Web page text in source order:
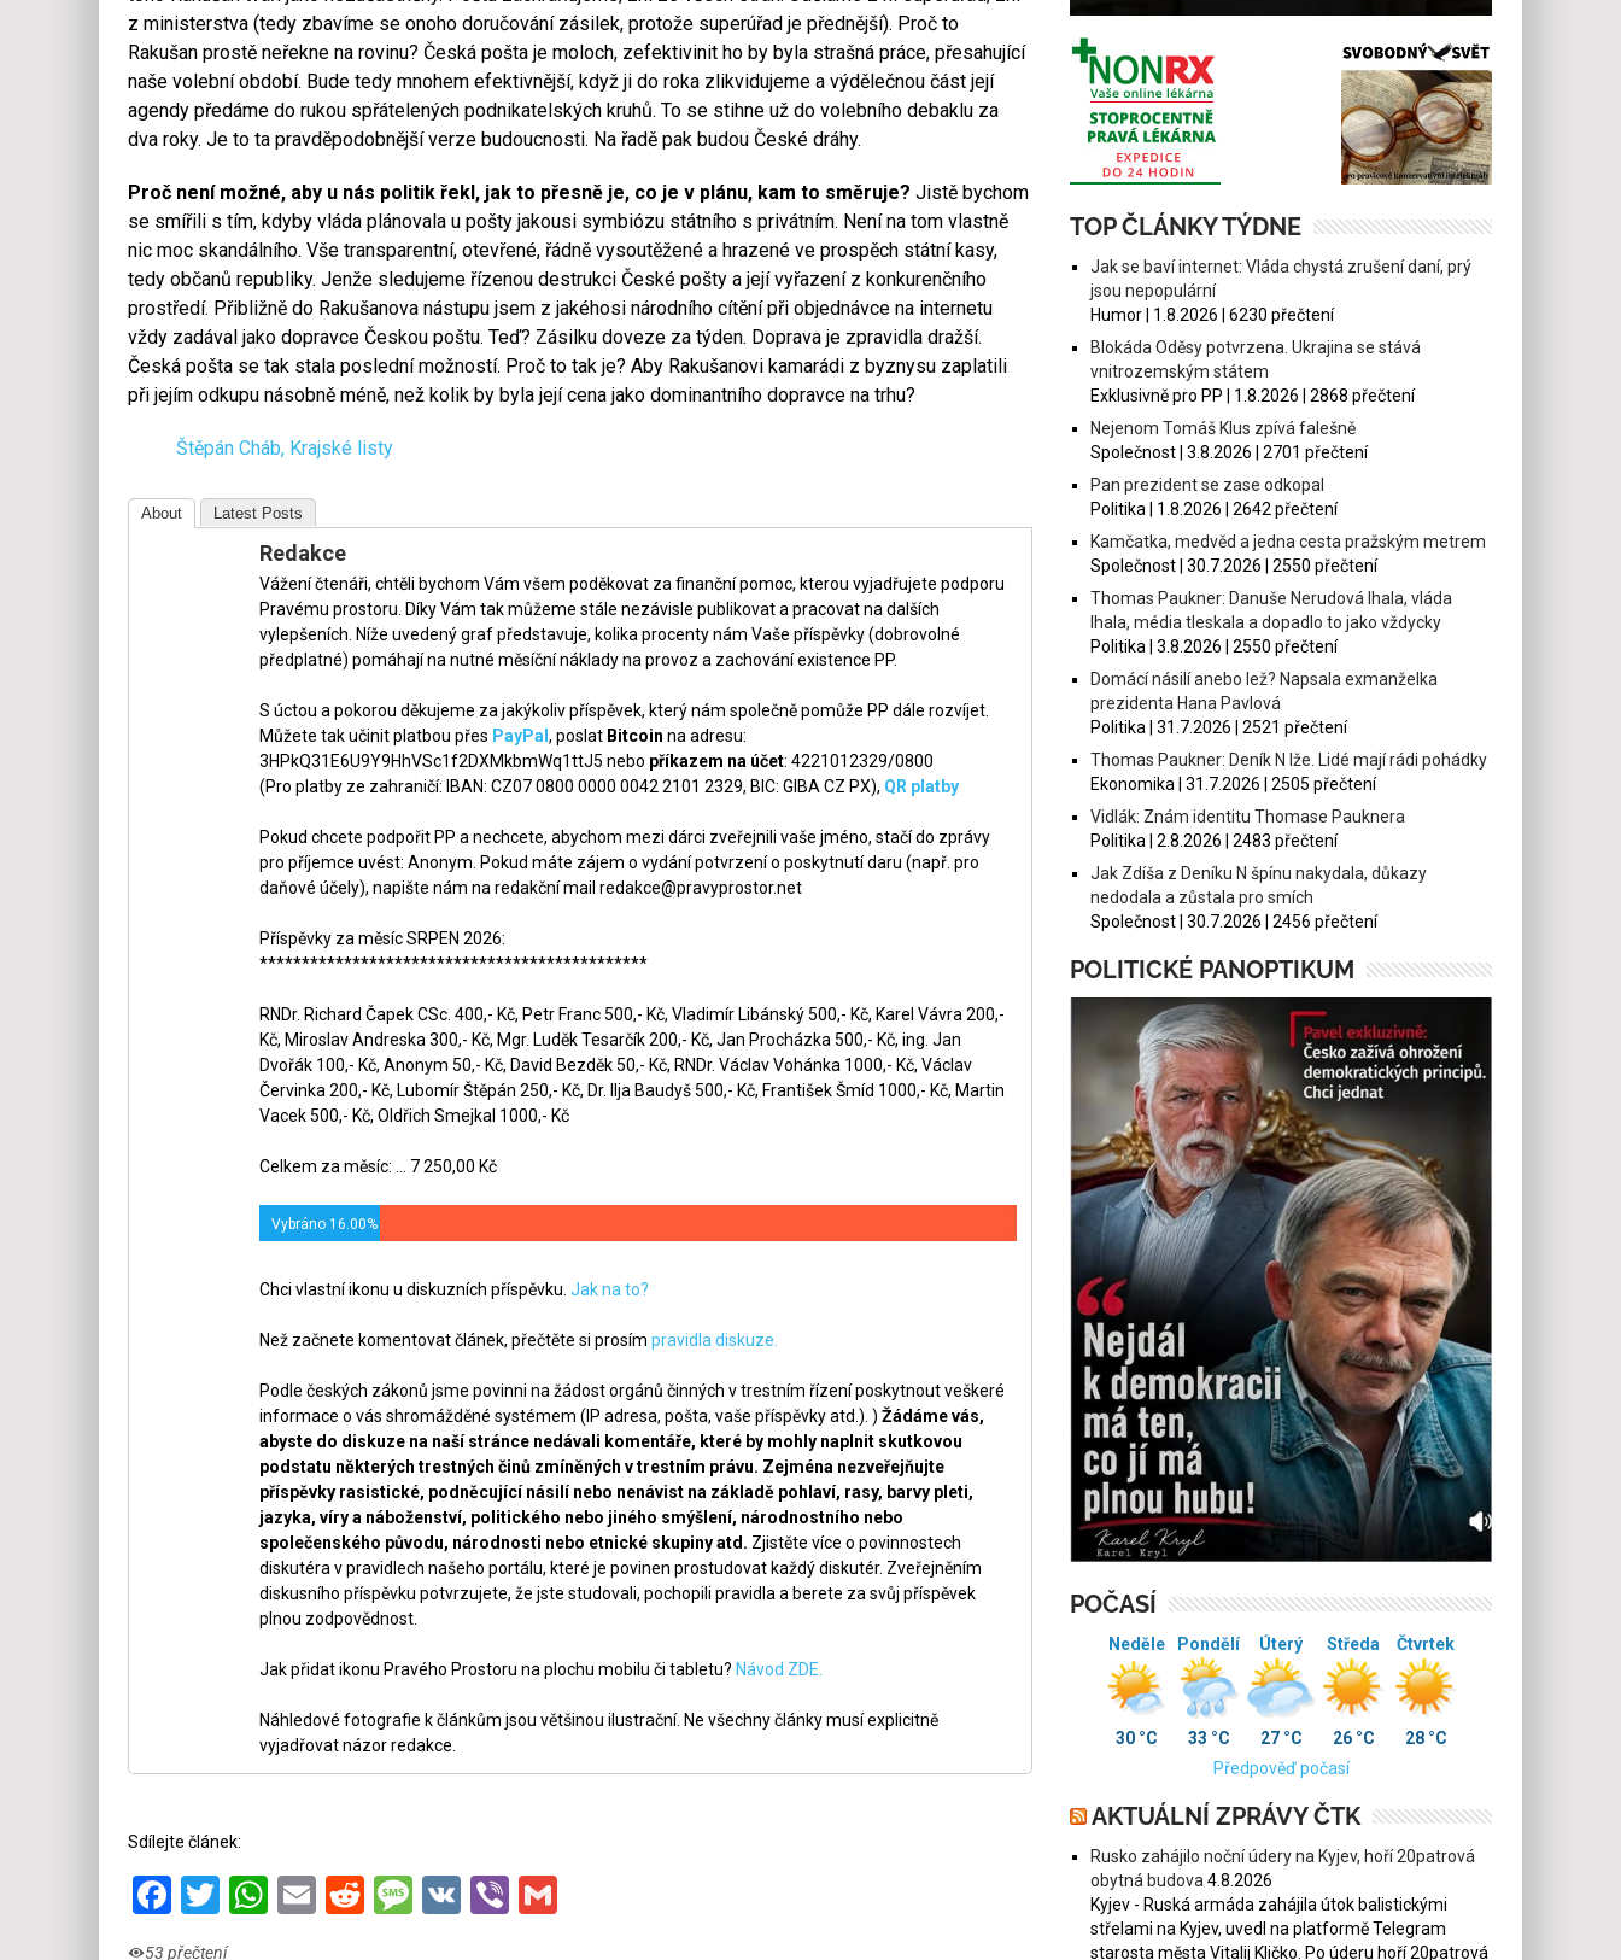
z ministerstva (tedy zbavíme se onoho doručování zásilek, protože superúřad je přednější). Proč to
Rakušan prostě neřekne na rovinu? Česká pošta je moloch, zefektivinit ho by byla strašná práce, přesahující
naše volební období. Bude tedy mnohem efektivnější, když ji do roka zlikvidujeme a výdělečnou část její
agendy předáme do rukou spřátelených podnikatelských kruhů. To se stihne už do volebního debaklu za
dva roky. Je to ta pravděpodobnější verze budoucnosti. Na řadě pak budou České dráhy.
Proč není možné, aby u nás politik řekl, jak to přesně je, co je v plánu, kam to směruje? Jistě bychom
se smířili s tím, kdyby vláda plánovala u pošty jakousi symbiózu státního s privátním. Není na tom vlastně
nic moc skandálního. Vše transparentní, otevřené, řádně vysoutěžené a hrazené ve prospěch státní kasy,
tedy občanů republiky. Jenže sledujeme řízenou destrukci České pošty a její vyřazení z konkurenčního
prostředí. Přibližně do Rakušanova nástupu jsem z jakéhosi národního cítění při objednávce na internetu
vždy zadával jako dopravce Českou poštu. Teď? Zásilku doveze za týden. Doprava je zpravidla dražší.
Česká pošta se tak stala poslední možností. Proč to tak je? Aby Rakušanovi kamarádi z byznysu zaplatili
při jejím odkupu násobně méně, než kolik by byla její cena jako dominantního dopravce na trhu?
Štěpán Cháb, Krajské listy
About Latest Posts
Redakce
Vážení čtenáři, chtěli bychom Vám všem poděkovat za finanční pomoc, kterou vyjadřujete podporu
Pravému prostoru. Díky Vám tak můžeme stále nezávisle publikovat a pracovat na dalších
vylepšeních. Níže uvedený graf představuje, kolika procenty nám Vaše příspěvky (dobrovolné
předplatné) pomáhají na nutné měsíční náklady na provoz a zachování existence PP.
S úctou a pokorou děkujeme za jakýkoliv příspěvek, který nám společně pomůže PP dále rozvíjet.
Můžete tak učinit platbou přes PayPal , poslat Bitcoin na adresu:
3HPkQ31E6U9Y9HhVSc1f2DXMkbmWq1ttJ5 nebo příkazem na účet: 4221012329/0800
(Pro platby ze zahraničí: IBAN: CZ07 0800 0000 0042 2101 2329, BIC: GIBA CZ PX), QR platby
Pokud chcete podpořit PP a nechcete, abychom mezi dárci zveřejnili vaše jméno, stačí do zprávy
pro příjemce uvést: Anonym. Pokud máte zájem o vydání potvrzení o poskytnutí daru (např. pro
daňové účely), napište nám na redakční mail redakce@pravyprostor.net
Příspěvky za měsíc SRPEN 2026:
**********************************************
RNDr. Richard Čapek CSc. 400,- Kč, Petr Franc 500,- Kč, Vladimír Libánský 500,- Kč, Karel Vávra 200,-
Kč, Miroslav Andreska 300,- Kč, Mgr. Luděk Tesarčík 200,- Kč, Jan Procházka 500,- Kč, ing. Jan
Dvořák 100,- Kč, Anonym 50,- Kč, David Bezděk 50,- Kč, RNDr. Václav Vohánka 1000,- Kč, Václav
Červinka 200,- Kč, Lubomír Štěpán 250,- Kč, Dr. Ilja Baudyš 500,- Kč, František Šmíd 1000,- Kč, Martin
Vacek 500,- Kč, Oldřich Smejkal 1000,- Kč
Celkem za měsíc: ... 7 250,00 Kč
Vybráno 16.00%
Chci vlastní ikonu u diskuzních příspěvku. Jak na to?
Než začnete komentovat článek, přečtěte si prosím pravidla diskuze.
Podle českých zákonů jsme povinni na žádost orgánů činných v trestním řízení poskytnout veškeré
informace o vás shromážděné systémem (IP adresa, pošta, vaše příspěvky atd.). ) Žádáme vás,
abyste do diskuze na naší stránce nedávali komentáře, které by mohly naplnit skutkovou
podstatu některých trestných činů zmíněných v trestním právu. Zejména nezveřejňujte
příspěvky rasistické, podněcující násilí nebo nenávist na základě pohlaví, rasy, barvy pleti,
jazyka, víry a náboženství, politického nebo jiného smýšlení, národnostního nebo
společenského původu, národnosti nebo etnické skupiny atd. Zjistěte více o povinnostech
diskutéra v pravidlech našeho portálu, které je povinen prostudovat každý diskutér. Zveřejněním
diskusního příspěvku potvrzujete, že jste studovali, pochopili pravidla a berete za svůj příspěvek
plnou zodpovědnost.
Jak přidat ikonu Pravého Prostoru na plochu mobilu či tabletu? Návod ZDE.
Náhledové fotografie k článkům jsou většinou ilustrační. Ne všechny články musí explicitně
vyjadřovat názor redakce.
Sdílejte článek:
Facebook
Twitter
WhatsApp
EmailRedditMessage
VKViberGmail
53 přečtení
TOP ČLÁNKY TÝDNE
Jak se baví internet: Vláda chystá zrušení daní, prý
jsou nepopulární
Humor | 1.8.2026 | 6230 přečtení
Blokáda Oděsy potvrzena. Ukrajina se stává
vnitrozemským státem
Exklusivně pro PP | 1.8.2026 | 2868 přečtení
Nejenom Tomáš Klus zpívá falešně
Společnost | 3.8.2026 | 2701 přečtení
Pan prezident se zase odkopal
Politika | 1.8.2026 | 2642 přečtení
Kamčatka, medvěd a jedna cesta pražským metrem
Společnost | 30.7.2026 | 2550 přečtení
Thomas Paukner: Danuše Nerudová lhala, vláda
lhala, média tleskala a dopadlo to jako vždycky
Politika | 3.8.2026 | 2550 přečtení
Domácí násilí anebo lež? Napsala exmanželka
prezidenta Hana Pavlová
Politika | 31.7.2026 | 2521 přečtení
Thomas Paukner: Deník N lže. Lidé mají rádi pohádky
Ekonomika | 31.7.2026 | 2505 přečtení
Vidlák: Znám identitu Thomase Pauknera
Politika | 2.8.2026 | 2483 přečtení
Jak Zdíša z Deníku N špínu nakydala, důkazy
nedodala a zůstala pro smích
Společnost | 30.7.2026 | 2456 přečtení
POLITICKÉ PANOPTIKUM
POČASÍ
Neděle
30 °C
Pondělí
33 °C
Úterý
27 °C
Středa
26 °C
Čtvrtek
28 °C
Předpověď počasí
AKTUÁLNÍ ZPRÁVY ČTK
Rusko zahájilo noční údery na Kyjev, hoří 20patrová
obytná budova 4.8.2026
Kyjev - Ruská armáda zahájila útok balistickými
střelami na Kyjev, uvedl na platformě Telegram
starosta města Vitalij Kličko. Po úderu hoří 20patrová